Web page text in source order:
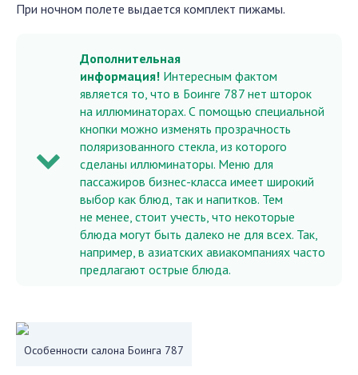
При ночном полете выдается комплект пижамы.
Дополнительная
информация! Интересным фактом
является то, что в Боинге 787 нет шторок
на иллюминаторах. С помощью специальной
кнопки можно изменять прозрачность
поляризованного стекла, из которого
сделаны иллюминаторы. Меню для
пассажиров бизнес-класса имеет широкий
выбор как блюд, так и напитков. Тем
не менее, стоит учесть, что некоторые
блюда могут быть далеко не для всех. Так,
например, в азиатских авиакомпаниях часто
предлагают острые блюда.
Особенности салона Боинга 787